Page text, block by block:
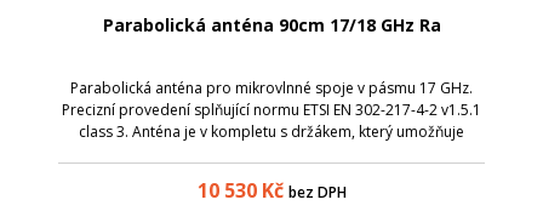
Parabolická anténa 90cm 17/18 GHz Ra
Parabolická anténa pro mikrovlnné spoje v pásmu 17 GHz.
Precizní provedení splňující normu ETSI EN 302-217-4-2 v1.5.1
class 3. Anténa je v kompletu s držákem, který umožňuje
10 530Kč bez DPH